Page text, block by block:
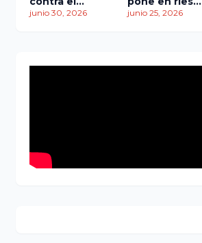
tiempo: más
rescatistas
junio 30, 2026
traslado de
junio 25, 2026